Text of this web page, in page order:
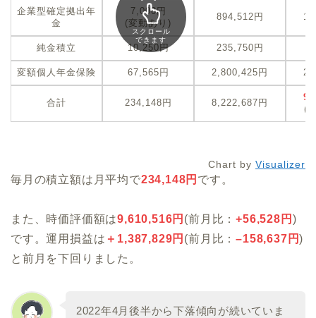
企業型確定拠出年
金
7,000円
(変動あり)
894,512円
純金積立 10,250円 235,750円
変額個人年金保険 67,565円 2,800,425円
合計 234,148円 8,222,687円
(
スクロール
できます
Chart by Visualizer
毎月の積立額は月平均で234,148円 です。
また、時価評価額は9,610,516円 (前月比：+56,528 円 )
です。運用損益は ＋ 1,387,829円 (前月比：–158,637 円)
と前月を下回りました。
2022年4月後半から下落傾向が続いていま